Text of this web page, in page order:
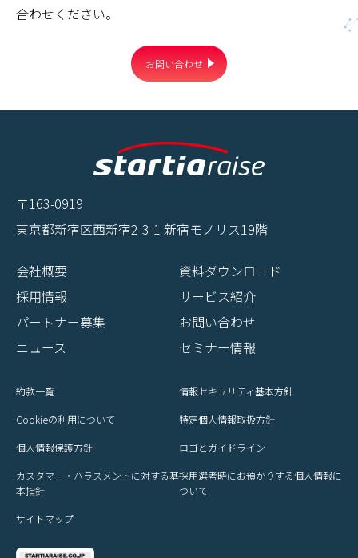
合わせください。
お問い合わせ
〒163-0919
東京都新宿区西新宿2-3-1 新宿モノリス19階
会社概要
資料ダウンロード
採用情報
サービス紹介
パートナー募集
お問い合わせ
ニュース
セミナー情報
約款一覧 情報セキュリティ基本方針
Cookieの利用について 特定個人情報取扱方針
個人情報保護方針 ロゴとガイドライン
カスタマー・ハラスメントに対する基
本指針
採用選考時にお預かりする個人情報に
ついて
サイトマップ